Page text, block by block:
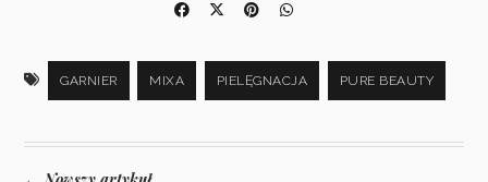
GARNIER MIXA PIELĘGNACJA PURE BEAUTY